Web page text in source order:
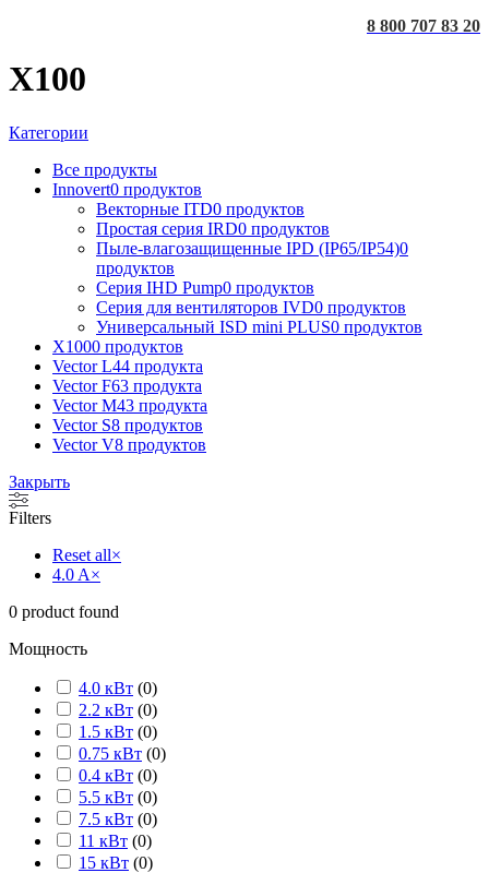
8 800 707 83 20
X100
Категории
Все продукты
Innovert0 продуктов
Векторные ITD0 продуктов
Простая серия IRD0 продуктов
Пыле-влагозащищенные IPD (IP65/IP54)0
продуктов
Серия IHD Pump0 продуктов
Серия для вентиляторов IVD0 продуктов
Универсальный ISD mini PLUS0 продуктов
X1000 продуктов
Vector L44 продукта
Vector F63 продукта
Vector M43 продукта
Vector S8 продуктов
Vector V8 продуктов
Закрыть
Filters
Reset all×
4.0 A×
0 product found
Мощность
4.0 кВт (0)
2.2 кВт (0)
1.5 кВт (0)
0.75 кВт (0)
0.4 кВт (0)
5.5 кВт (0)
7.5 кВт (0)
11 кВт (0)
15 кВт (0)